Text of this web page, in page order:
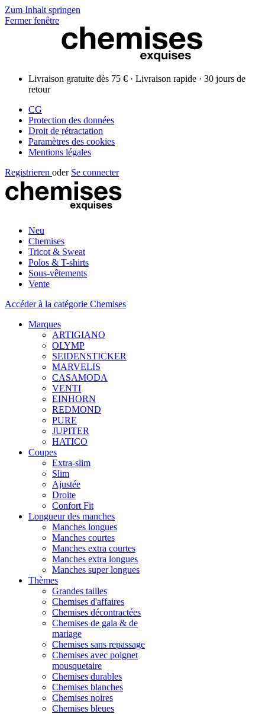
Zum Inhalt springen
Fermer fenêtre
Livraison gratuite dès 75 € · Livraison rapide · 30 jours de
retour
CG
Protection des données
Droit de rétractation
Paramètres des cookies
Mentions légales
Registrieren oder Se connecter
Neu
Chemises
Tricot & Sweat
Polos & T-shirts
Sous-vêtements
Vente
Accéder à la catégorie Chemises
Marques
ARTIGIANO
OLYMP
SEIDENSTICKER
MARVELIS
CASAMODA
VENTI
EINHORN
REDMOND
PURE
JUPITER
HATICO
Coupes
Extra-slim
Slim
Ajustée
Droite
Confort Fit
Longueur des manches
Manches longues
Manches courtes
Manches extra courtes
Manches extra longues
Manches super longues
Thèmes
Grandes tailles
Chemises d'affaires
Chemises décontractées
Chemises de gala & de
mariage
Chemises sans repassage
Chemises avec poignet
mousquetaire
Chemises durables
Chemises blanches
Chemises noires
Chemises bleues